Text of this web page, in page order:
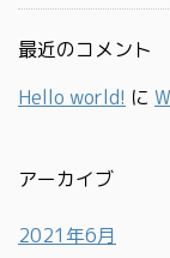
最近のコメント
Hello world! に
アーカイブ
2021年6月